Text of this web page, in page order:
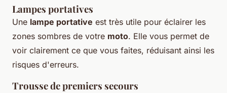
Lampes portatives
Une lampe portative est très utile pour éclairer les
zones sombres de votre moto. Elle vous permet de
voir clairement ce que vous faites, réduisant ainsi les
risques d'erreurs.
Trousse de premiers secours